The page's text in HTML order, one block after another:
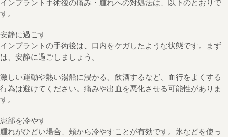
インプラント手術後の痛み・腫れへの対処法は、以下のとおりで
す。
安静に過ごす
インプラントの手術後は、口内をケガしたような状態です。まず
は、安静に過ごしましょう。
激しい運動や熱い湯船に浸かる、飲酒するなど、血行をよくする
行為は避けてください。痛みや出血を悪化させる可能性がありま
す。
患部を冷やす
腫れがひどい場合、頬から冷やすことが有効です。氷などを使っ